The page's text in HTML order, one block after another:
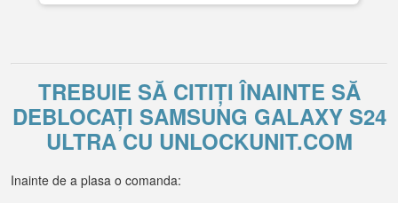
TREBUIE SĂ CITIȚI ÎNAINTE SĂ
DEBLOCAȚI SAMSUNG GALAXY S24
ULTRA CU UNLOCKUNIT.COM
Inainte de a plasa o comanda: